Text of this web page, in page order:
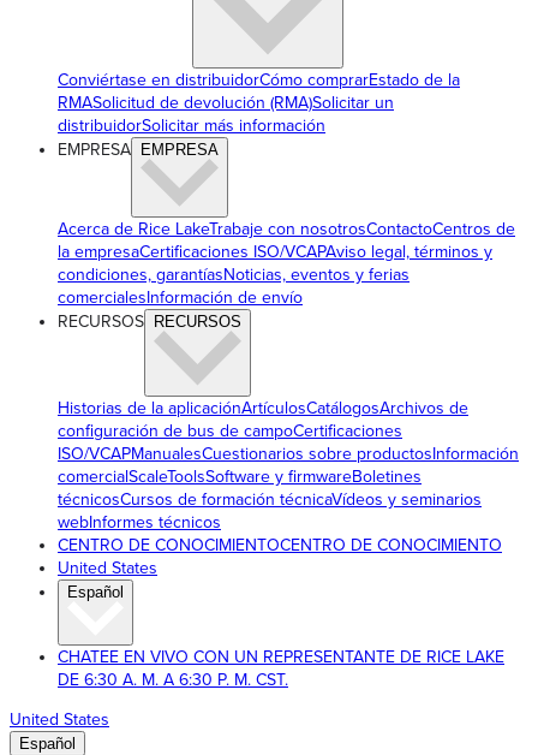
Conviértase en distribuidorCómo comprarEstado de la
RMASolicitud de devolución (RMA)Solicitar un
distribuidorSolicitar más información
EMPRESA EMPRESA
Acerca de Rice LakeTrabaje con nosotrosContactoCentros de
la empresaCertificaciones ISO/VCAPAviso legal, términos y
condiciones, garantíasNoticias, eventos y ferias
comercialesInformación de envío
RECURSOS
RECURSOS
Historias de la aplicaciónArtículosCatálogosArchivos de
configuración de bus de campoCertificaciones
ISO/VCAPManualesCuestionarios sobre productosInformación
comercialScaleToolsSoftware y firmwareBoletines
técnicosCursos de formación técnicaVídeos y seminarios
webInformes técnicos
CENTRO DE CONOCIMIENTOCENTRO DE CONOCIMIENTO
United States
Español
CHATEE EN VIVO CON UN REPRESENTANTE DE RICE LAKE
DE 6:30 A. M. A 6:30 P. M. CST.
United States
Español